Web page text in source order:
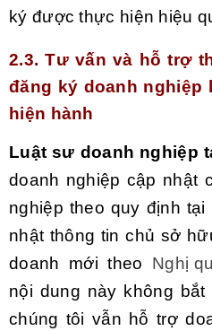
ký được thực hiện hiệu
2.3. Tư vấn và hỗ trợ
đăng ký doanh nghiệp
hiện hành
Luật sư doanh nghiệp
doanh nghiệp cập nhật
nghiệp theo quy định
nhật thông tin chủ sở
doanh mới theo Nghị
nội dung này không
chúng tôi vẫn hỗ trợ